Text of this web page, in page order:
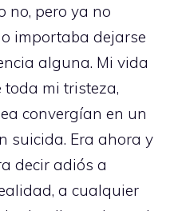
no, pero ya no
importaba dejarse
alguna. Mi vida
mi tristeza,
convergían en un
suicida. Era ahora y
decir adiós a
a cualquier